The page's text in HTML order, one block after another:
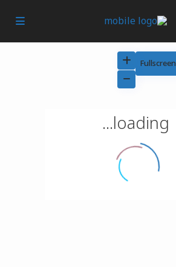
loading...
Fullscreen